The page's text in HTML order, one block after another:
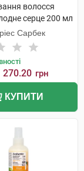
волосся
серце 200 мл
Сарбек
270.20 грн
КУПИТИ